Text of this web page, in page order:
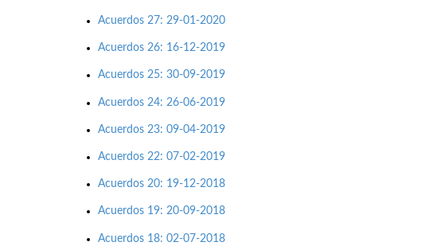
Acuerdos 27: 29-01-2020
Acuerdos 26: 16-12-2019
Acuerdos 25: 30-09-2019
Acuerdos 24: 26-06-2019
Acuerdos 23: 09-04-2019
Acuerdos 22: 07-02-2019
Acuerdos 20: 19-12-2018
Acuerdos 19: 20-09-2018
Acuerdos 18: 02-07-2018